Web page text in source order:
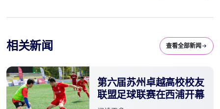
相关新闻 查看全部新闻
​第六届苏州卓越高校校友
联盟足球联赛在西浦开幕